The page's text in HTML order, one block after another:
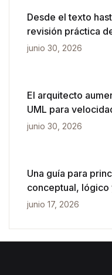
Desde el texto
revisión práctica
diagramado
junio 30, 2026
El arquitecto
UML para
junio 30, 2026
Una guía para
conceptual, lógico
junio 17, 2026